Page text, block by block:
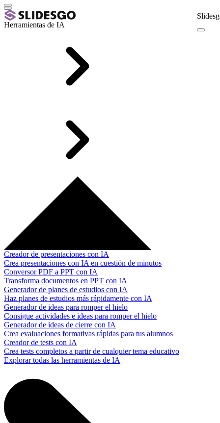
Herramientas de IA
Creador de presentaciones con IA
Crea presentaciones con IA en cuestión de minutos
Conversor PDF a PPT con IA
Transforma documentos en PPT con IA
Generador de planes de estudios con IA
Haz planes de estudios más rápidamente con IA
Generador de ideas para romper el hielo
Consigue actividades e ideas para romper el hielo
Generador de ideas de cierre con IA
Crea evaluaciones formativas rápidas para tus alumnos
Creador de tests con IA
Crea tests completos a partir de cualquier tema educativo
Explorar todas las herramientas de IA